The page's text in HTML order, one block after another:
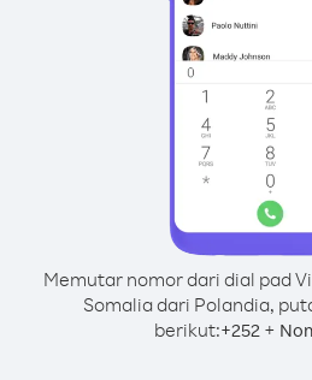
Memutar nomor dari dial pad
Somalia dari Polandia,
berikut:+252 +